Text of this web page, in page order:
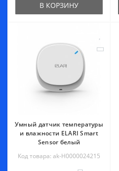
В КОРЗИНУ
Умный датчик температуры
и влажности ELARI Smart
Sensor белый
Код товара: ak-Н0000024215